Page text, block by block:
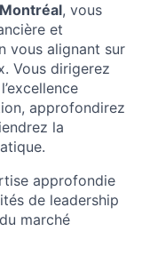
, vous
et
vous alignant sur
Vous dirigerez
approfondirez
la
approfondie
de leadership
marché